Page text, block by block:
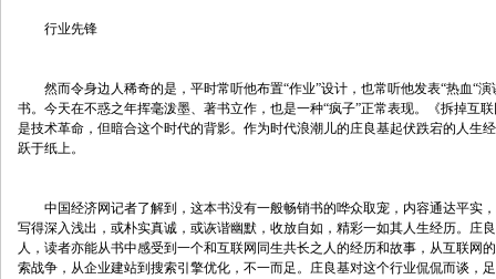
行业先锋
然而令身边人稀奇的是，平时常听他布置“作业”设计，也常听他发表“热血“演
书。今天在不惑之年挥毫泼墨、著书立作，也是一种“疯子”正常表现。《拆掉互
是技术革命，但暗合这个时代的背影。作为时代浪潮儿的庄良基起伏跌宕的人生
跃于纸上。
中国经济网记者了解到，这本书没有一般畅销书的哗众取宠，内容通达平实
写得深入浅出，或朴实真诚，或诙谐幽默，收放自如，精彩一如其人生经历。庄
人，读者亦能从书中感受到一个和互联网同生共长之人的经历和故事，从互联网
索战争，从企业建站到搜索引擎优化，不一而足。庄良基对这个行业侃侃而谈，